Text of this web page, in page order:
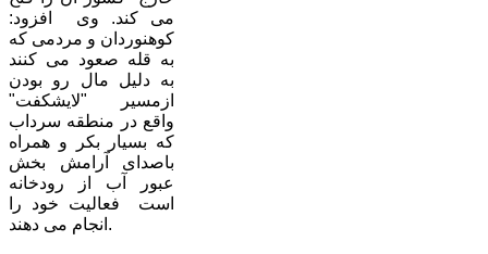
می کند. وی افزود:
کوهنوردان و مردمی که
به قله صعود می کنند
به دلیل مال رو بودن
ازمسیر "لایشکفت"
واقع در منطقه سرداب
که بسیار بکر و همراه
باصدای آرامش بخش
عبور آب از رودخانه
است فعالیت خود را
انجام می دهند.